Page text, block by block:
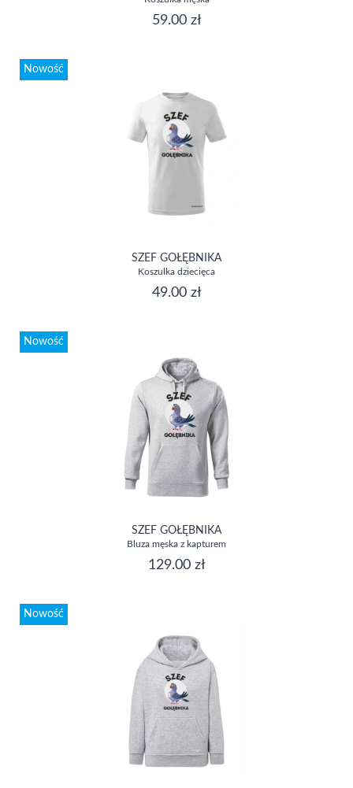
59.00 zł
Nowość
SZEF GOŁĘBNIKA
Koszulka dziecięca
49.00 zł
Nowość
SZEF GOŁĘBNIKA
Bluza męska z kapturem
129.00 zł
Nowość